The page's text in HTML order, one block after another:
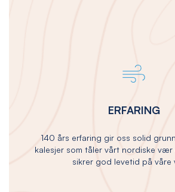
ERFARING
140 års erfaring gir oss solid
kalesjer som tåler vårt nordiske vær
sikrer god levetid på våre